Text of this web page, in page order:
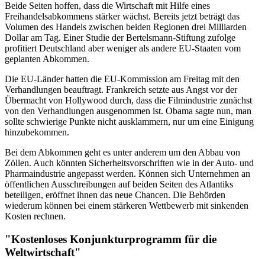
Beide Seiten hoffen, dass die Wirtschaft mit Hilfe eines
Freihandelsabkommens stärker wächst. Bereits jetzt beträgt das
Volumen des Handels zwischen beiden Regionen drei Milliarden
Dollar am Tag. Einer Studie der Bertelsmann-Stiftung zufolge
profitiert Deutschland aber weniger als andere EU-Staaten vom
geplanten Abkommen.
Die EU-Länder hatten die EU-Kommission am Freitag mit den
Verhandlungen beauftragt. Frankreich setzte aus Angst vor der
Übermacht von Hollywood durch, dass die Filmindustrie zunächst
von den Verhandlungen ausgenommen ist. Obama sagte nun, man
sollte schwierige Punkte nicht ausklammern, nur um eine Einigung
hinzubekommen.
Bei dem Abkommen geht es unter anderem um den Abbau von
Zöllen. Auch könnten Sicherheitsvorschriften wie in der Auto- und
Pharmaindustrie angepasst werden. Können sich Unternehmen an
öffentlichen Ausschreibungen auf beiden Seiten des Atlantiks
beteiligen, eröffnet ihnen das neue Chancen. Die Behörden
wiederum können bei einem stärkeren Wettbewerb mit sinkenden
Kosten rechnen.
"Kostenloses Konjunkturprogramm für die
Weltwirtschaft"